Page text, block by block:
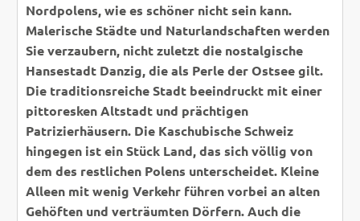
Nordpolens, wie es schöner nicht sein kann.
Malerische Städte und Naturlandschaften werden
Sie verzaubern, nicht zuletzt die nostalgische
Hansestadt Danzig, die als Perle der Ostsee gilt.
Die traditionsreiche Stadt beeindruckt mit einer
pittoresken Altstadt und prächtigen
Patrizierhäusern. Die Kaschubische Schweiz
hingegen ist ein Stück Land, das sich völlig von
dem des restlichen Polens unterscheidet. Kleine
Alleen mit wenig Verkehr führen vorbei an alten
Gehöften und verträumten Dörfern. Auch die